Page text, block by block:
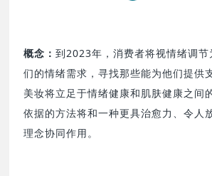
概念：到2023年，消费者将视情绪调
们的情绪需求，寻找那些能为他们提供
美妆将立足于情绪健康和肌肤健康之间
依据的方法将和一种更具治愈力、令人
理念协同作用。